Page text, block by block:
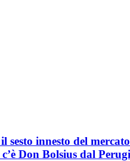
sesto innesto del
Don Bolsius dal